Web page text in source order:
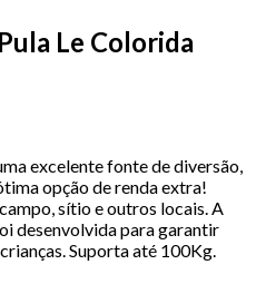
Le Colorida
excelente fonte de diversão,
opção de renda extra!
sítio e outros locais. A
desenvolvida para garantir
Suporta até 100Kg.